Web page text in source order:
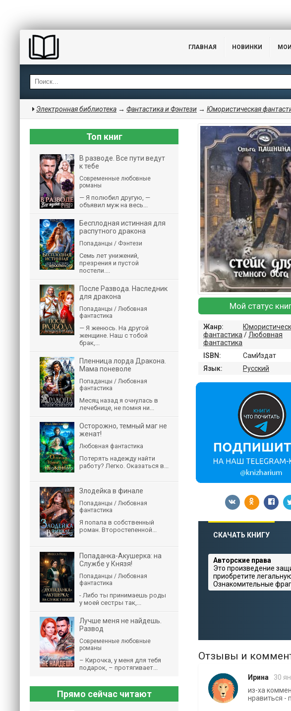
ГЛАВНАЯ НОВИНКИ
Электронная библиотека → Фантастика и Фэнтези → Юмористическая
Мой статус
Жанр:
фантастика/Любовная
фантастика
ISBN:
СамИздат
Язык:
Русский
СКАЧАТЬ КНИГУ
Авторские права
Это произведение
приобретите
Ознакомительные
Отзывы и
Ирина 30
из-ха
нравиться -
Топ книг
В разводе. Все пути ведут
к тебе
Современные любовные
романы
— Я полюбил другую, —
объявил муж на весь...
Бесплодная истинная для
распутного дракона
Попаданцы / Фэнтези
Семь лет унижений,
презрения и пустой
постели....
После Развода. Наследник
для дракона
Попаданцы / Любовная
фантастика
— Я женюсь. На другой
женщине. Наш с тобой
брак,...
Пленница лорда Дракона.
Мама поневоле
Попаданцы / Любовная
фантастика
Месяц назад я очнулась в
лечебнице, не помня ни...
Осторожно, темный маг не
женат!
Любовная фантастика
Потерять надежду найти
работу? Легко. Оказаться в...
Злодейка в финале
Попаданцы / Любовная
фантастика
Я попала в собственный
роман. Второстепенной...
Попаданка-Акушерка: на
Службе у Князя!
Попаданцы / Любовная
фантастика
- Либо ты принимаешь роды
у моей сестры так,...
Лучше меня не найдешь.
Развод
Современные любовные
романы
– Кирочка, у меня для тебя
подарок, – протягивает...
Прямо сейчас читают